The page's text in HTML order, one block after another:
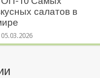
салатов в
05.03.2026